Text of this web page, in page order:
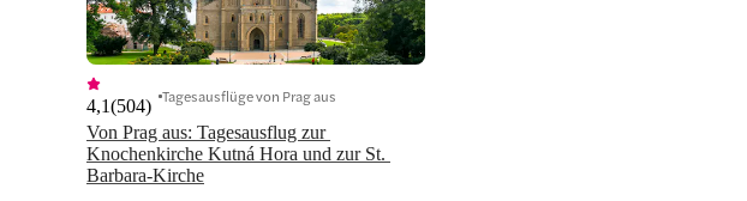
Von Prag aus: Tagesausflug zur
Knochenkirche Kutná Hora und zur St.
Barbara-Kirche
4,1(504) Tagesausflüge von Prag aus